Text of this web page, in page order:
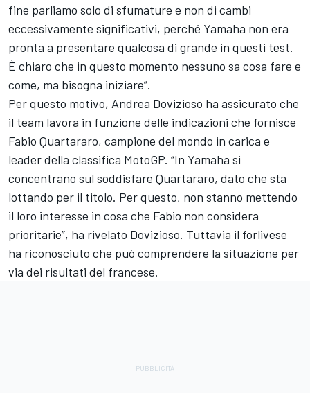
fine parliamo solo di sfumature e non di cambi
eccessivamente significativi, perché Yamaha non era
pronta a presentare qualcosa di grande in questi test.
È chiaro che in questo momento nessuno sa cosa fare e
come, ma bisogna iniziare”.
Per questo motivo, Andrea Dovizioso ha assicurato che
il team lavora in funzione delle indicazioni che fornisce
Fabio Quartararo, campione del mondo in carica e
leader della classifica MotoGP. “In Yamaha si
concentrano sul soddisfare Quartararo, dato che sta
lottando per il titolo. Per questo, non stanno mettendo
il loro interesse in cosa che Fabio non considera
prioritarie”, ha rivelato Dovizioso. Tuttavia il forlivese
ha riconosciuto che può comprendere la situazione per
via dei risultati del francese.